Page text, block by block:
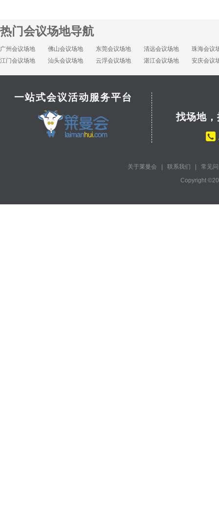
热门会议场地导航
广州会议场地 佛山会议场地 东莞会议场地 清远会议场地
珠海会议
江门会议场地
汕头会议场地 云浮会议场地 湛江会议场地 安庆会议
一站式会议活动服务平台
找场地
关于莱曼会 联系我们
常见
Copyright